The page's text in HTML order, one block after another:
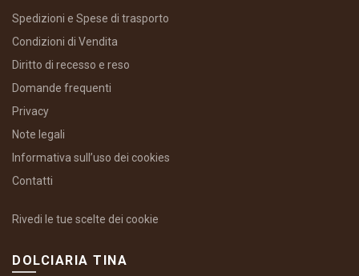
Spedizioni e Spese di trasporto
Condizioni di Vendita
Diritto di recesso e reso
Domande frequenti
Privacy
Note legali
Informativa sull’uso dei cookies
Contatti
Rivedi le tue scelte dei cookie
DOLCIARIA TINA